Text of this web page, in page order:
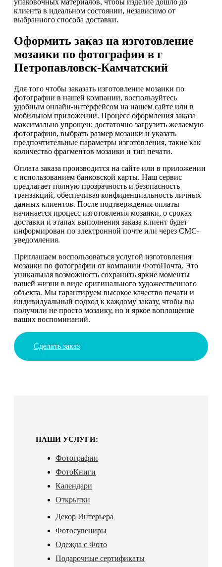
клиента в идеальном состоянии, независимо от
выбранного способа доставки.
Оформить заказ на изготовление
мозаики по фотографии в г
Петропавловск-Камчатский
Для того чтобы заказать изготовление мозаики по
фотографии в нашей компании, воспользуйтесь
удобным онлайн-интерфейсом на нашем сайте или в
мобильном приложении. Процесс оформления заказа
максимально упрощен: достаточно загрузить желаемую
фотографию, выбрать размер мозаики и указать
предпочтительные параметры изготовления, такие как
количество фрагментов мозаики и тип печати.
Оплата заказа производится на сайте или в приложении
с использованием банковской карты. Наш сервис
предлагает полную прозрачность и безопасность
транзакций, обеспечивая конфиденциальность личных
данных клиентов. После подтверждения оплаты
начинается процесс изготовления мозаики, о сроках
доставки и этапах выполнения заказа клиент будет
информирован по электронной почте или через СМС-
уведомления.
Приглашаем воспользоваться услугой изготовления
мозаики по фотографии от компании ФотоПочта. Это
уникальная возможность сохранить яркие моменты
вашей жизни в виде оригинального художественного
объекта. Мы гарантируем высокое качество печати и
индивидуальный подход к каждому заказу, чтобы вы
получили не просто мозаику, но и яркое воплощение
ваших воспоминаний.
Сделать заказ
НАШИ УСЛУГИ:
Фотографии
ФотоКниги
Календари
Открытки
Декор Интерьера
Фотосувениры
Одежда с Фото
Подарочные сертификаты